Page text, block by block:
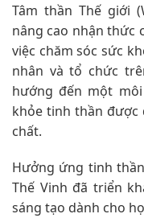
Tâm thần Thế giới
nâng cao nhận thức
việc chăm sóc sức
nhân và tổ chức
hướng đến một
khỏe tinh thần được
chất.
Hưởng ứng tinh
Thế Vinh đã triển
sáng tạo dành cho